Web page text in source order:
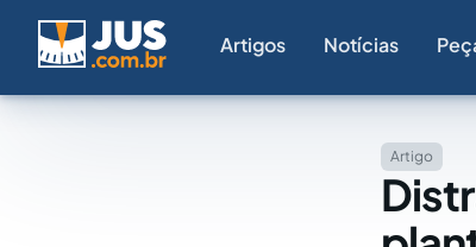
Artigos Notícias
Artigo